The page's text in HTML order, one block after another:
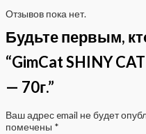
Отзывов пока нет.
Будьте первым,
“GimCat SHINY
— 70г.”
Ваш адрес email не будет
помечены *